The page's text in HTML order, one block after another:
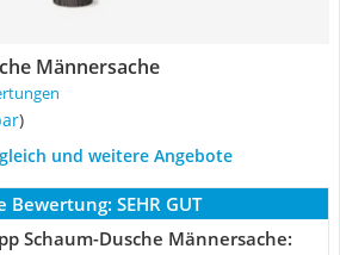
Männersache
)
und weitere Angebote
Bewertung: SEHR GUT
Schaum-Dusche Männersache: